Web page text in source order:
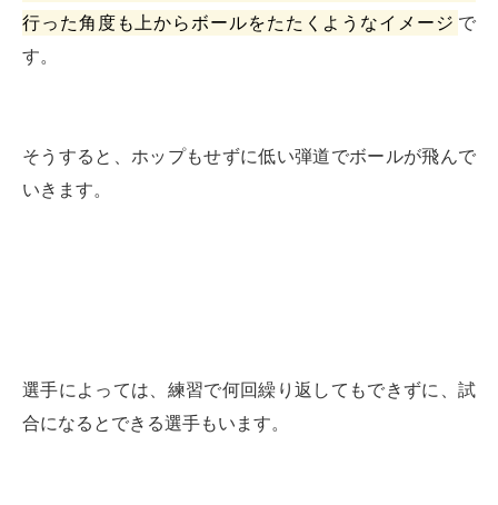
行った角度も上からボールをたたくようなイメージ で
す。
そうすると、ホップもせずに低い弾道でボールが飛んで
いきます。
選手によっては、練習で何回繰り返してもできずに、試
合になるとできる選手もいます。